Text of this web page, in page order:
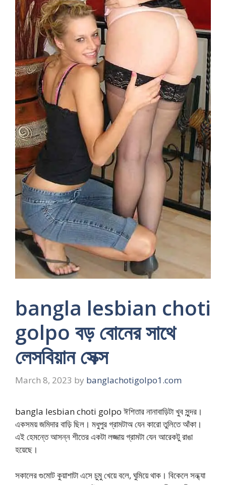
bangla lesbian choti
golpo বড় বোনের সাথে
লেসবিয়ান সেক্স
March 8, 2023 by banglachotigolpo1.com
bangla lesbian choti golpo ঈশিতার নানাবাড়িটা খুব সুন্দর।
একসময় জমিদার বাড়ি ছিল। মধুপুর গ্রামটাঅ যেন কারো তুলিতে আঁকা।
এই হেমন্তে আসন্ন শীতের একটা লজ্জায় গ্রামটা যেন আরেকটু রাঙা
হয়েছে।
সকালের গুমোট কুয়াশাটা এসে চুমু খেয়ে বলে, ঘুমিয়ে থাক। বিকেলে সন্ধ্যা